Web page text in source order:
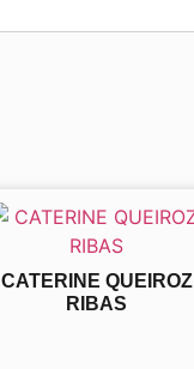
CATERINE QUEIROZ
RIBAS